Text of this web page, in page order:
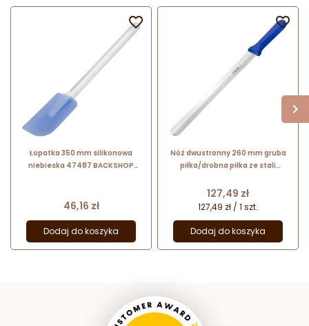
Łopatka 350 mm silikonowa
niebieska 47487 BACKSHOP
Cena
46,16 zł
Dodaj do koszyka

Nóż dwustronny 260 mm gruba
piłka/drobna piłka ze stali
Cena
127,49 zł
127,49 zł / 1 szt.
Dodaj do koszyka
